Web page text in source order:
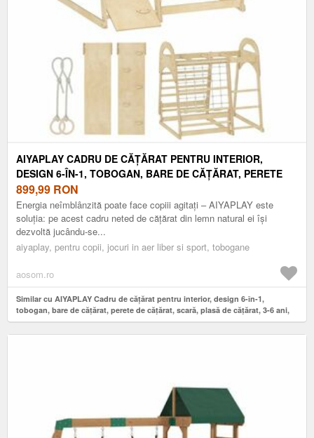
AIYAPLAY CADRU DE CĂȚĂRAT PENTRU INTERIOR,
DESIGN 6-ÎN-1, TOBOGAN, BARE DE CĂȚĂRAT, PERETE
DE CĂȚĂRAT, SCARĂ, PLASĂ DE CĂȚĂRAT, 3-6 ANI, LEMN
| AOSOM ROMANIA
899,99 RON
Energia neîmblânzită poate face copiii agitați – AIYAPLAY este
soluția: pe acest cadru neted de cățărat din lemn natural ei își
dezvoltă jucându-se...
aiyaplay, pentru copii, jocuri in aer liber si sport, tobogane
aosom.ro
Similar cu AIYAPLAY Cadru de cățărat pentru interior, design 6-în-1,
tobogan, bare de cățărat, perete de cățărat, scară, plasă de cățărat, 3-6 ani,
lemn | Aosom Romania